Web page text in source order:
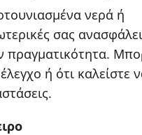
νερά ή
σας
πραγματικότητα.
ή ότι καλείστε